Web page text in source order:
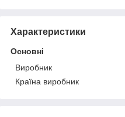
Характеристики
Основні
Виробник
Країна виробник